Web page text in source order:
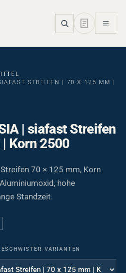
STREIFEN | 70 X 125 MM |
| siafast Streifen
Korn 2500
70 × 125 mm, Korn
hohe
Standzeit.
VARIANTEN